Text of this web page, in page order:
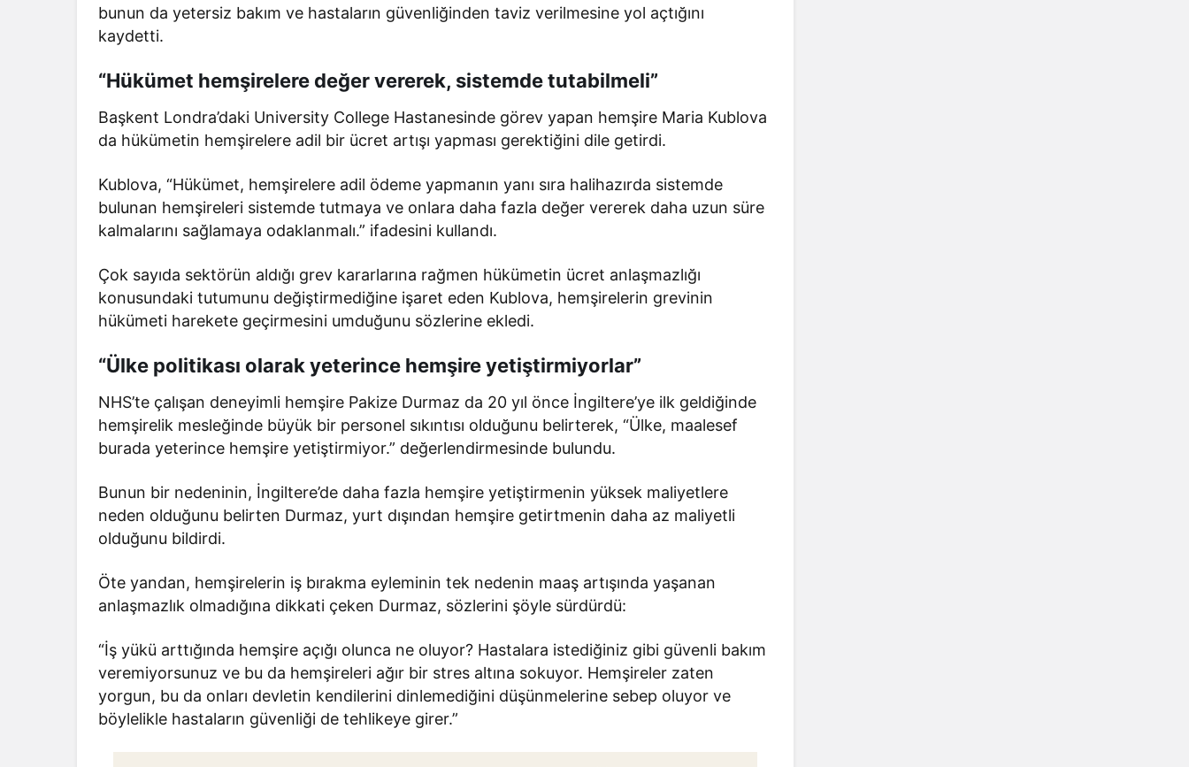
bunun da yetersiz bakım ve hastaların güvenliğinden taviz verilmesine yol açtığını
kaydetti.
“Hükümet hemşirelere değer vererek, sistemde tutabilmeli”
Başkent Londra’daki University College Hastanesinde görev yapan hemşire Maria Kublova
da hükümetin hemşirelere adil bir ücret artışı yapması gerektiğini dile getirdi.
Kublova, “Hükümet, hemşirelere adil ödeme yapmanın yanı sıra halihazırda sistemde
bulunan hemşireleri sistemde tutmaya ve onlara daha fazla değer vererek daha uzun süre
kalmalarını sağlamaya odaklanmalı.” ifadesini kullandı.
Çok sayıda sektörün aldığı grev kararlarına rağmen hükümetin ücret anlaşmazlığı
konusundaki tutumunu değiştirmediğine işaret eden Kublova, hemşirelerin grevinin
hükümeti harekete geçirmesini umduğunu sözlerine ekledi.
“Ülke politikası olarak yeterince hemşire yetiştirmiyorlar”
NHS’te çalışan deneyimli hemşire Pakize Durmaz da 20 yıl önce İngiltere’ye ilk geldiğinde
hemşirelik mesleğinde büyük bir personel sıkıntısı olduğunu belirterek, “Ülke, maalesef
burada yeterince hemşire yetiştirmiyor.” değerlendirmesinde bulundu.
Bunun bir nedeninin, İngiltere’de daha fazla hemşire yetiştirmenin yüksek maliyetlere
neden olduğunu belirten Durmaz, yurt dışından hemşire getirtmenin daha az maliyetli
olduğunu bildirdi.
Öte yandan, hemşirelerin iş bırakma eyleminin tek nedenin maaş artışında yaşanan
anlaşmazlık olmadığına dikkati çeken Durmaz, sözlerini şöyle sürdürdü:
“İş yükü arttığında hemşire açığı olunca ne oluyor? Hastalara istediğiniz gibi güvenli bakım
veremiyorsunuz ve bu da hemşireleri ağır bir stres altına sokuyor. Hemşireler zaten
yorgun, bu da onları devletin kendilerini dinlemediğini düşünmelerine sebep oluyor ve
böylelikle hastaların güvenliği de tehlikeye girer.”